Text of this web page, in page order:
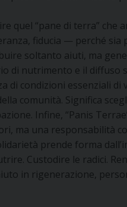
quel “pane di terra” che
fiducia — perché sia
soltanto aiuti, ma
di nutrimento e il diffuso
di condizioni essenziali
comunità. Significa
Infine, “Panis
ma una responsabilità
prende forma
Custodire le radici.
in rigenerazione,